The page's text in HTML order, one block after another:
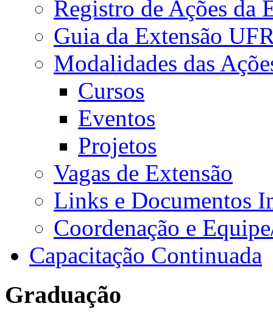
Registro de Ações da
Guia da Extensão
Modalidades das
Cursos
Eventos
Projetos
Vagas de Extensão
Links e Documentos
Coordenação e
Capacitação Continuada
Graduação